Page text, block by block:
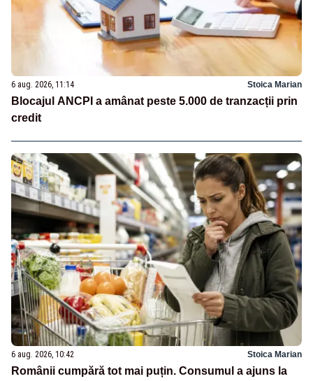
6 aug. 2026, 11:14 Stoica Marian
Blocajul ANCPI a amânat peste 5.000 de tranzacții prin
credit
6 aug. 2026, 10:42 Stoica Marian
Românii cumpără tot mai puțin. Consumul a ajuns la